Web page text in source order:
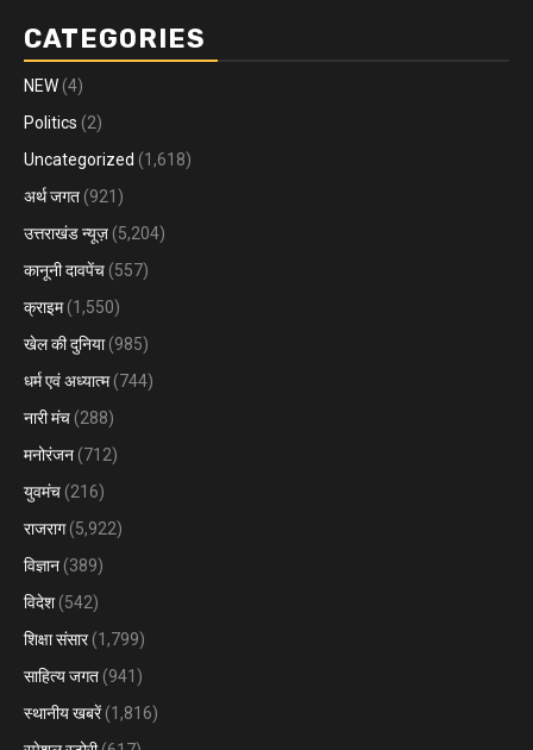
CATEGORIES
NEW (4)
Politics (2)
Uncategorized (1,618)
अर्थ जगत (921)
उत्तराखंड न्यूज़ (5,204)
कानूनी दावपेंच (557)
क्राइम(1,550)
खेल की दुनिया(985)
धर्म एवं अध्यात्म(744)
नारी मंच (288)
मनोरंजन (712)
युवमंच (216)
राजराग(5,922)
विज्ञान (389)
विदेश (542)
शिक्षा संसार(1,799)
साहित्य जगत (941)
स्थानीय खबरें(1,816)